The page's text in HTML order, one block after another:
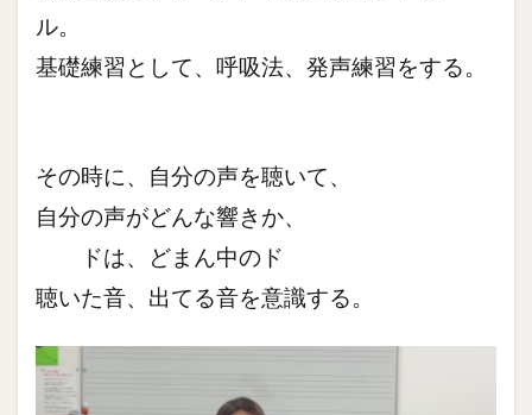
ル。
基礎練習として、呼吸法、発声練習をする。
その時に、自分の声を聴いて、
自分の声がどんな響きか、
ドは、どまん中のド
聴いた音、出てる音を意識する。